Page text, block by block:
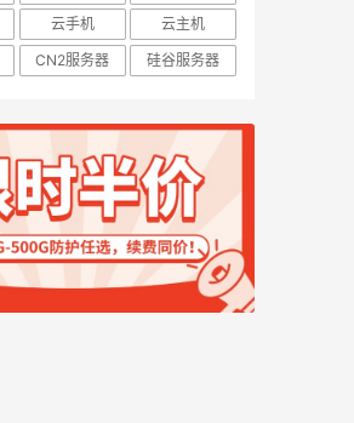
云手机
云主机
CN2服务器 硅谷服务器